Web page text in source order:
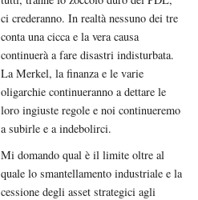
ci crederanno. In realtà nessuno dei tre
conta una cicca e la vera causa
continuerà a fare disastri indisturbata.
La Merkel, la finanza e le varie
oligarchie continueranno a dettare le
loro ingiuste regole e noi continueremo
a subirle e a indebolirci.
Mi domando qual è il limite oltre al
quale lo smantellamento industriale e la
cessione degli asset strategici agli